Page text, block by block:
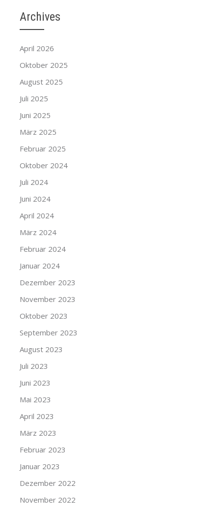
Archives
April 2026
Oktober 2025
August 2025
Juli 2025
Juni 2025
März 2025
Februar 2025
Oktober 2024
Juli 2024
Juni 2024
April 2024
März 2024
Februar 2024
Januar 2024
Dezember 2023
November 2023
Oktober 2023
September 2023
August 2023
Juli 2023
Juni 2023
Mai 2023
April 2023
März 2023
Februar 2023
Januar 2023
Dezember 2022
November 2022